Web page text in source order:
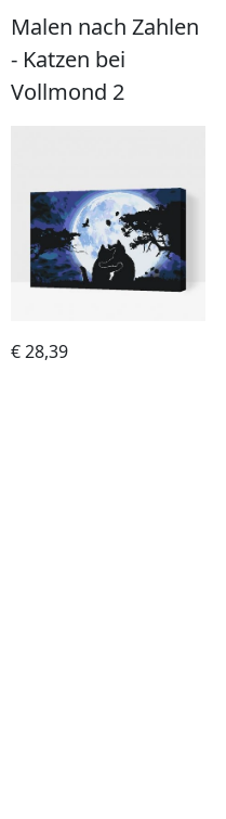
Malen nach Zahlen
- Katzen bei
Vollmond 2
€ 28,39